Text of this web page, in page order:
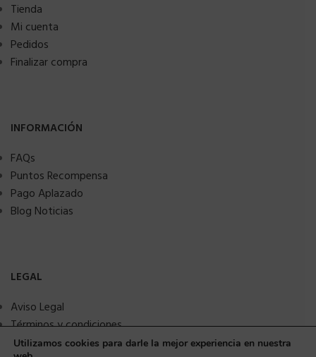
Tienda
Mi cuenta
Pedidos
Finalizar compra
INFORMACIÓN
FAQs
Puntos Recompensa
Pago Aplazado
Blog Noticias
LEGAL
Aviso Legal
Términos y condiciones
Política de privacidad
Utilizamos cookies para darle la mejor experiencia en nuestra